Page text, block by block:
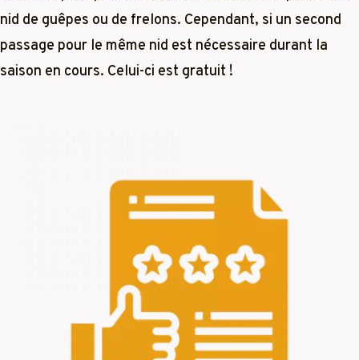
nid de guêpes ou de frelons. Cependant, si un second
passage pour le même nid est nécessaire durant la
saison en cours. Celui-ci est gratuit !